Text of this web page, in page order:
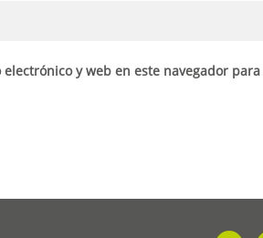
y web en este navegador